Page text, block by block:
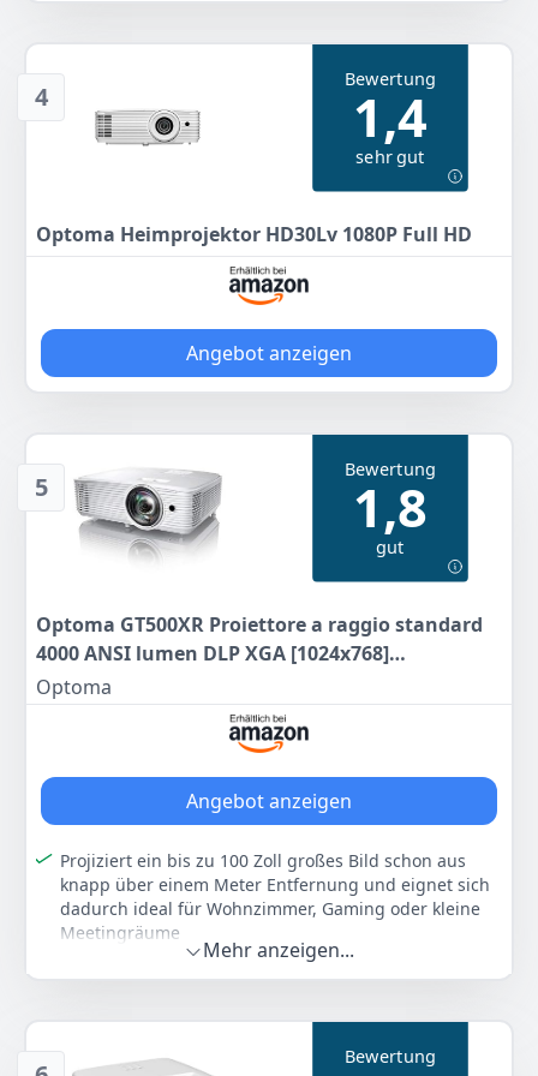
Ultra‑niedriger Input‑Lag: 17 ms (1080p/60 Hz), 8 ms
Kontrastverhältnis 300 000:1 + HDR10/HLG,
Kurzdistanzoptik für 100″ Bild ab etwa 1 m
Entfernung, 2× HDMI, Auto Keystone – flexibel und
standard Optoma 3 kg
74499 €
4
Bewertung
1,4
sehr gut
Optoma Heimprojektor HD30Lv 1080P Full HD
Angebot anzeigen
5
Bewertung
1,8
gut
Optoma GT500XR Proiettore a raggio standard
4000 ANSI lumen DLP XGA [1024x768]
Compatibilità 3D Bianco (GT500XR BRIGHT
SHORT THROW PROJECTOR)
Optoma
Angebot anzeigen
Projiziert ein bis zu 100 Zoll großes Bild schon aus
knapp über einem Meter Entfernung und eignet sich
dadurch ideal für Wohnzimmer, Gaming oder kleine
Meetingräume
Liefert mit 4.000 Lumen Helligkeit klare und
kontrastreiche Bilder, die auch in nicht vollständig
Details und brillante Farben bei Filmen,
Mehr anzeigen...
Bewertung